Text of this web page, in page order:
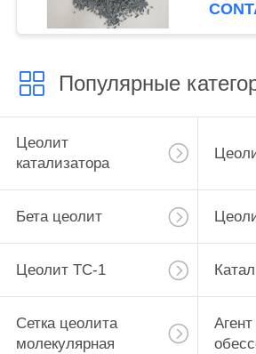
Популярные
Цеолит
катализатора
Бета цеолит
Цеолит ТС-1
Сетка цеолита
молекулярная
Агент